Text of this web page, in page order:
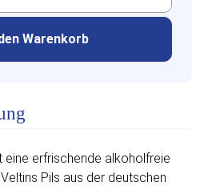
Warenkorb
eine erfrischende alkoholfreie
Pils aus der deutschen